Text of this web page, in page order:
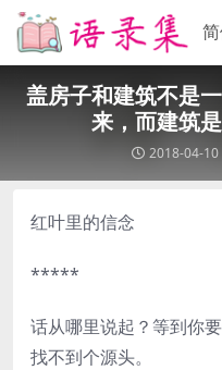
盖房子和建筑不是
来，而建筑
2018-04-10
红叶里的信念
*****
话从哪里说起？等到你
找不到个源头。